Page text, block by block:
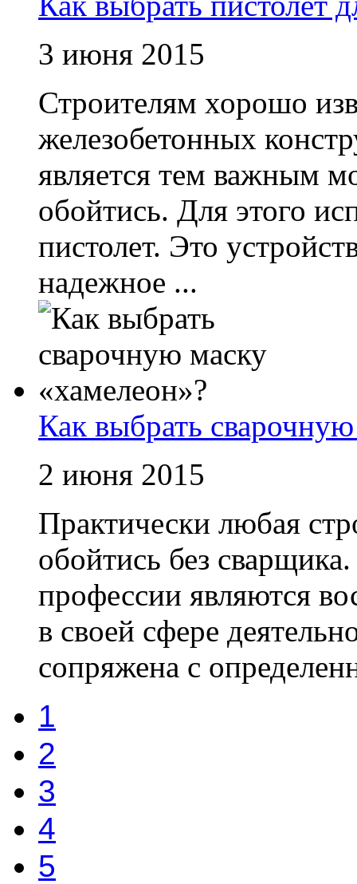
3 июня 2015
Строителям хорошо
железобетонных
является тем важным
обойтись. Для этого
пистолет. Это
надежное ...
Как выбрать
2 июня 2015
Практически любая
обойтись без
профессии являются
в своей сфере
сопряжена с
1
2
3
4
5